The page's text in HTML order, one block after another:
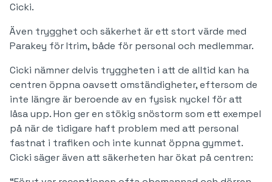
Cicki.
Även trygghet och säkerhet är ett stort värde med
Parakey för Itrim, både för personal och medlemmar.
Cicki nämner delvis tryggheten i att de alltid kan ha
centren öppna oavsett omständigheter, eftersom de
inte längre är beroende av en fysisk nyckel för att
låsa upp. Hon ger en stökig snöstorm som ett exempel
på när de tidigare haft problem med att personal
fastnat i trafiken och inte kunnat öppna gymmet.
Cicki säger även att säkerheten har ökat på centren: